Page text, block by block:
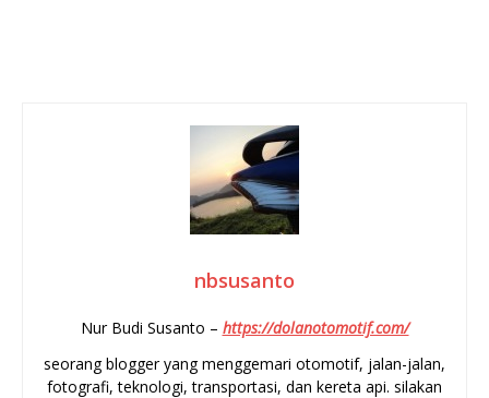
nbsusanto
Nur Budi Susanto – https://dolanotomotif.com/
seorang blogger yang menggemari otomotif, jalan-jalan,
fotografi, teknologi, transportasi, dan kereta api. silakan